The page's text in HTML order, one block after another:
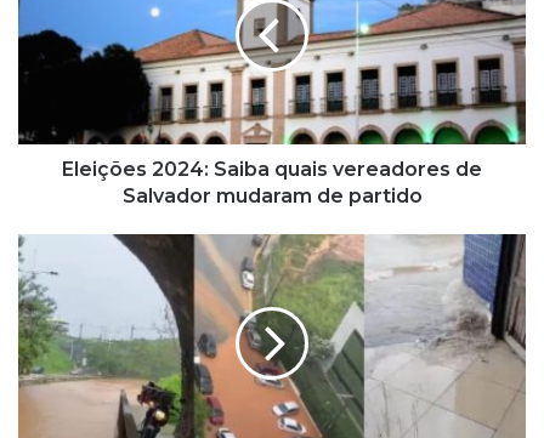
i
ç
2
:
S
a
i
b
a
q
Eleições 2024: Saiba quais vereadores de
Salvador mudaram de partido
C
h
u
v
a
e
m